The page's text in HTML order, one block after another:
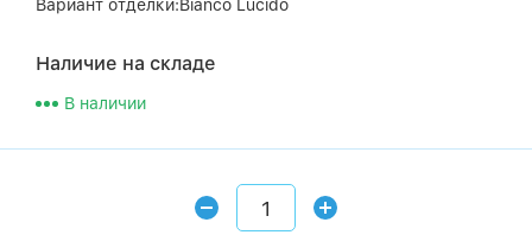
Вариант отделки:Bianco Lucido
Наличие на складе
В наличии